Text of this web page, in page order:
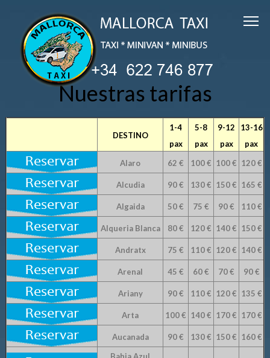
Nuestras tarifas
DESTINO
1-4
pax
5-8
pax
9-12
pax
13-16
pax
Alaro
62 € 100 € 100 € 120 €
Alcudia 90 € 130 € 150 € 165 €
Algaida 50 € 75 € 90 € 110 €
Alqueria Blanca 80 € 120 € 140 € 150 €
Andratx 75 € 110 € 120 € 140 €
Arenal 45 € 60 € 70 € 90 €
Ariany 90 € 110 € 120 € 135 €
Arta 100 € 140 € 170 € 170 €
Aucanada 90 € 130 € 150 € 160 €